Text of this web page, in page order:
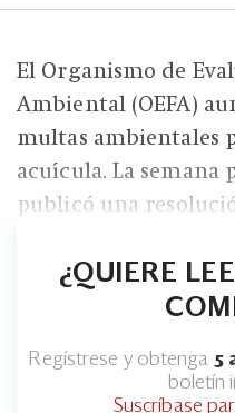
El Organismo de
Ambiental (OEFA)
multas ambientales
acuícula. La semana
publicó una
¿QUIERE
Regístrese y obtenga 5
boletín
Suscríbase